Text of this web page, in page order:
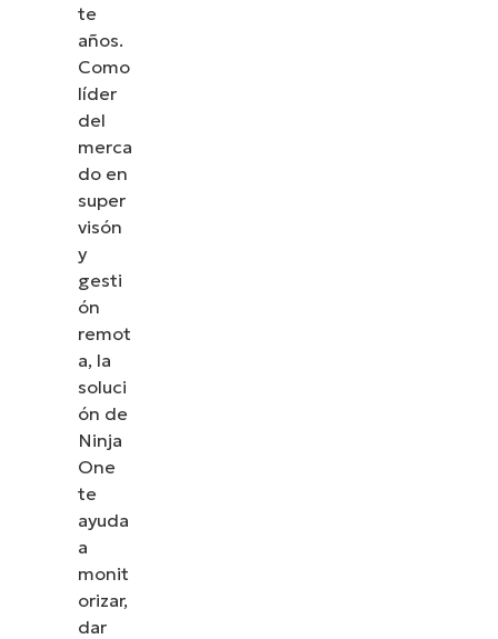
te
años.
Como
líder
del
merca
do en
super
visón
y
gesti
ón
remot
a, la
soluci
ón de
Ninja
One
te
ayuda
a
monit
orizar,
dar